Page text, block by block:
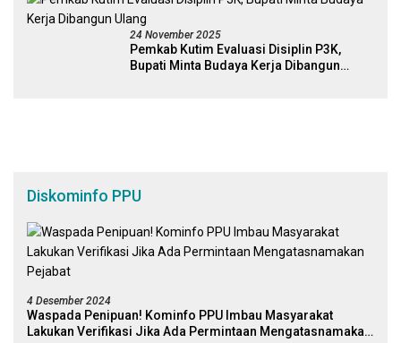
24 November 2025
Pemkab Kutim Evaluasi Disiplin P3K,
Bupati Minta Budaya Kerja Dibangun
Diskominfo PPU
4 Desember 2024
Waspada Penipuan! Kominfo PPU Imbau Masyarakat
Lakukan Verifikasi Jika Ada Permintaan Mengatasnamakan